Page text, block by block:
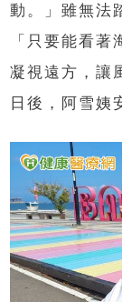
動。」雖無法
「只要能看
凝視遠方，讓
日後，阿雪姨